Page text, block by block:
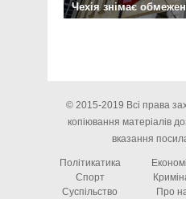
Чехія знімає
© 2015-2019 Всі права
копіювання матеріалів
вказання
Політикатика
Спорт
Суспільство
Про